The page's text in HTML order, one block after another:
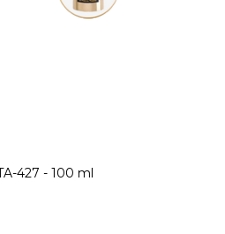
427 - 100 ml